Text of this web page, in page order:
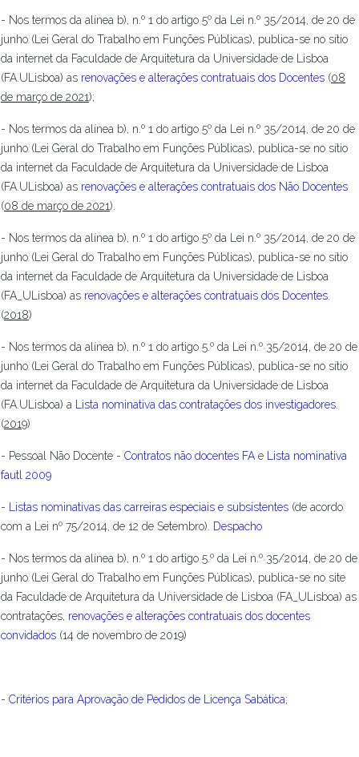
- Nos termos da alínea b), n.º 1 do artigo 5º da Lei n.º 35/2014, de 20 de
junho (Lei Geral do Trabalho em Funções Públicas), publica-se no sítio
da internet da Faculdade de Arquitetura da Universidade de Lisboa
(FA.ULisboa) as renovações e alterações contratuais dos Docentes (08
de março de 2021);
- Nos termos da alínea b), n.º 1 do artigo 5º da Lei n.º 35/2014, de 20 de
junho (Lei Geral do Trabalho em Funções Públicas), publica-se no sítio
da internet da Faculdade de Arquitetura da Universidade de Lisboa
(FA.ULisboa) as renovações e alterações contratuais dos Não Docentes
(08 de março de 2021).
- Nos termos da alínea b), n.º 1 do artigo 5º da Lei n.º 35/2014, de 20 de
junho (Lei Geral do Trabalho em Funções Públicas), publica-se no sítio
da internet da Faculdade de Arquitetura da Universidade de Lisboa
(FA_ULisboa) as renovações e alterações contratuais dos Docentes
(2018)
- Nos termos da alínea b), n.º 1 do artigo 5.º da Lei n.º 35/2014, de 20 de
junho (Lei Geral do Trabalho em Funções Públicas), publica-se no sítio
da internet da Faculdade de Arquitetura da Universidade de Lisboa
(FA.ULisboa) a
Lista nominativa das contratações dos investigadores
(2019)
- Pessoal Não Docente - Contratos não docentes FA e
Lista nominativa
fautl 2009
- Listas nominativas das carreiras especiais e subsistentes (de acordo
com a Lei nº 75/2014, de 12 de Setembro). Despacho
- Nos termos da alínea b), n.º 1 do artigo 5.º da Lei n.º 35/2014, de 20 de
junho (Lei Geral do Trabalho em Funções Públicas), publica-se no site
da Faculdade de Arquitetura da Universidade de Lisboa (FA_ULisboa) as
contratações, renovações e alterações contratuais dos docentes
convidados (14 de novembro de 2019)
- Critérios para Aprovação de Pedidos de Licença Sabática;